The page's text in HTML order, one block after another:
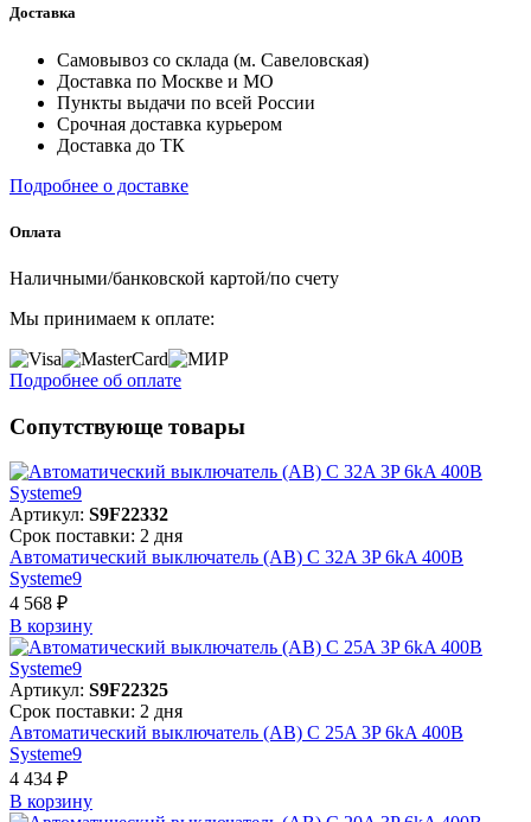
Доставка
Самовывоз со склада (м. Савеловская)
Доставка по Москве и МО
Пункты выдачи по всей России
Срочная доставка курьером
Доставка до ТК
Подробнее о доставке
Оплата
Наличными/банковской картой/по счету
Мы принимаем к оплате:
Подробнее об оплате
Сопутствующе товары
Артикул: S9F22332
Срок поставки: 2 дня
Автоматический выключатель (АВ) C 32A 3P 6kA 400В
Systeme9
4 568 ₽
В корзинy
Артикул: S9F22325
Срок поставки: 2 дня
Автоматический выключатель (АВ) C 25A 3P 6kA 400В
Systeme9
4 434 ₽
В корзинy